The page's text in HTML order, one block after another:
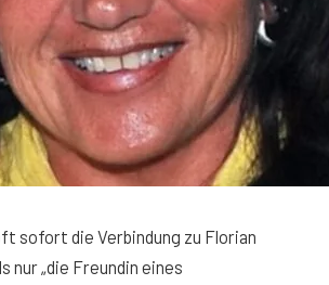
sofort die Verbindung zu Florian
nur „die Freundin eines